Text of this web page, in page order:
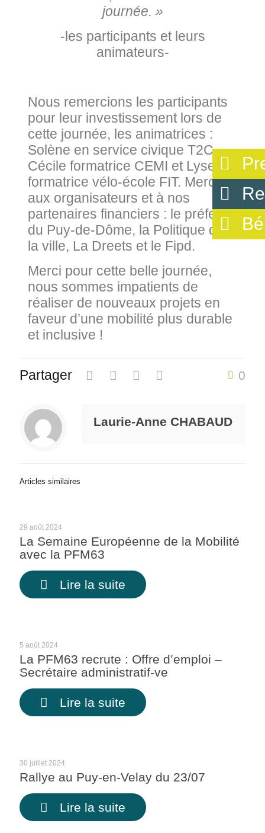
journée. »
-les participants et leurs
animateurs-
Nous remercions les participants
pour leur investissement lors de
cette journée, les animatrices :
Solène en service civique T2C,
Cécile formatrice CEMI et Lyse,
formatrice vélo-école FIT. Merci
aux organisateurs et à nos
partenaires financiers : le préfet
du Puy-de-Dôme, la Politique de
la ville, La Dreets et le Fipd.
Merci pour cette belle journée,
nous sommes impatients de
réaliser de nouveaux projets en
faveur d’une mobilité plus durable
et inclusive !
Partager 0
Laurie-Anne CHABAUD
Articles similaires
29 août 2024
La Semaine Européenne de la Mobilité
avec la PFM63
Lire la suite
5 août 2024
La PFM63 recrute : Offre d’emploi –
Secrétaire administratif-ve
Lire la suite
30 juillet 2024
Rallye au Puy-en-Velay du 23/07
Lire la suite